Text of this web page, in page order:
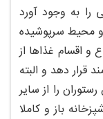
را به وجود آورد
و محیط سرپوشیده
و اقسام غذاها از
قرار دهد و البته
را از سایر
باز و کاملا